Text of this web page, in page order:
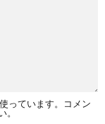
っています。
コメン
。